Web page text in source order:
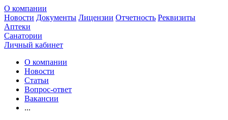
О компании
Новости Документы Лицензии Отчетность Реквизиты
Аптеки
Санатории
Личный кабинет
О компании
Новости
Статьи
Вопрос-ответ
Вакансии
...